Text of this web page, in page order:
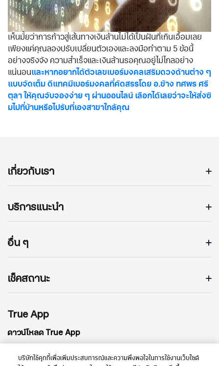
เห็นมั้ยว่าการก้าวสู่เส้นทางเงินล้านไม่ได้เป็นฝันที่เกินเอื้อมเลย
เพียงแค่คุณลองปรับเปลี่ยนตัวเองและลงมือทำตาม 5 ข้อนี้
อย่างจริงจัง ความสำเร็จและเงินล้านรอคุณอยู่ไม่ไกลอย่าง
แน่นอนและหากอยากได้ตัวเลขเบอร์มงคลเสริมดวงด้านต่าง ๆ
แบบจัดเต็ม ดีแทคมีเบอร์มงคลที่คัดสรรโดย อ.ช้าง ทศพร ศรี
ตุลา ให้คุณจับจองง่าย ๆ ผ่านออนไลน์ เลือกได้เลยว่าจะให้ส่งซิ
มไปที่บ้านหรือไปรับที่เองสาขาใกล้คุณ
เกี่ยวกับเรา
บริการแนะนำ
อื่น ๆ
เช็คสถานะ
True App
ดาวน์โหลด True App
บริษัทใช้คุกกี้เพื่อเพิ่มประสบการณ์และความพึงพอใจในการใช้งานเว็บไซต์